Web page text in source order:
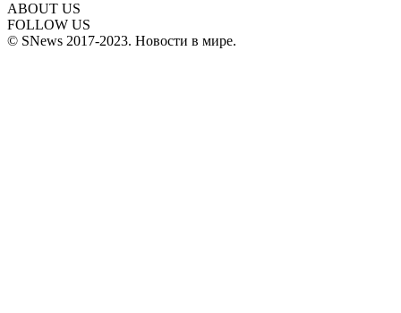
ABOUT US
FOLLOW US
© SNews 2017-2023. Новости в мире.